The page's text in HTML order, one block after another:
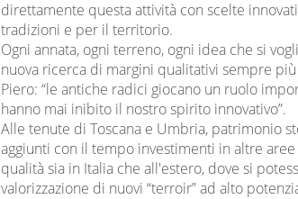
direttamente questa attività con scelte
tradizioni e per il territorio.
Ogni annata, ogni terreno, ogni idea che si
nuova ricerca di margini qualitativi sempre
Piero: “le antiche radici giocano un ruolo
hanno mai inibito il nostro spirito innovativo”.
Alle tenute di Toscana e Umbria, patrimonio
aggiunti con il tempo investimenti in altre
qualità sia in Italia che all'estero, dove si
valorizzazione di nuovi “terroir” ad alto